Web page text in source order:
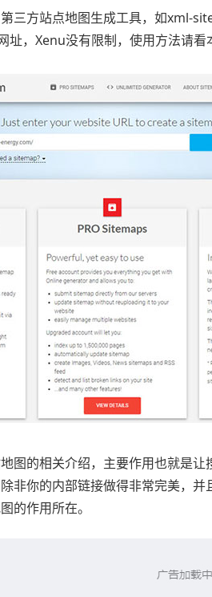
三方站点地图生成工具，如xml-
址，Xenu没有限制，使用方法请看
图的相关介绍，主要作用也就是
非你的内部链接做得非常完美，
的作用所在。